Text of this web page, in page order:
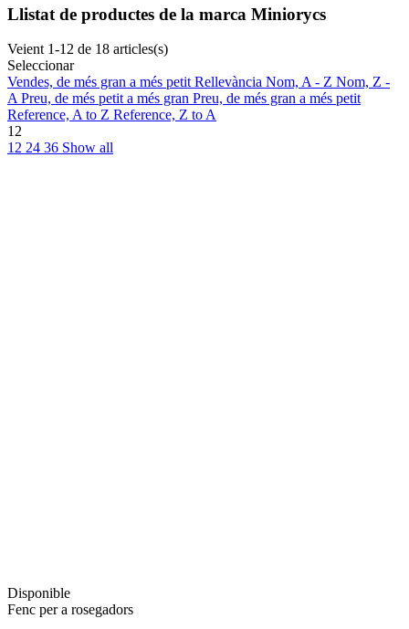
Llistat de productes de la marca Miniorycs
Veient 1-12 de 18 articles(s)
Seleccionar
Vendes, de més gran a més petitRellevància Nom, A - Z Nom, Z -
APreu, de més petit a més gran Preu, de més gran a més petit
Reference, A to Z Reference, Z to A
12
12 24 36 Show all
Disponible
Fenc per a rosegadors